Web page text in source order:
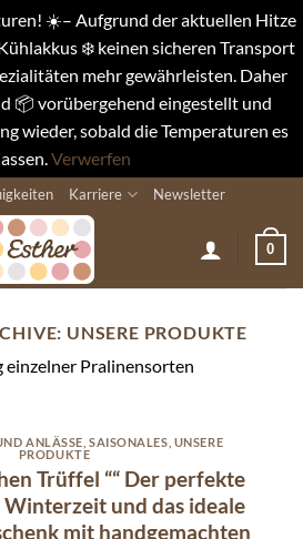
☀️– Aufgrund der aktuellen Hitze
❄️ keinen sicheren Transport
mehr gewährleisten. Daher
📦 vorübergehend eingestellt und
wieder, sobald die Temperaturen es
Verwerfen
Karriere Newsletter
0
UNSERE PRODUKTE
einzelner Pralinensorten
ANLÄSSE SAISONALES UNSERE
PRODUKTE
Trüffel ““ Der perfekte
Winterzeit und das ideale
mit handgemachten